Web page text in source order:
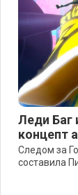
Леди Баг
концепт
Следом за
составила